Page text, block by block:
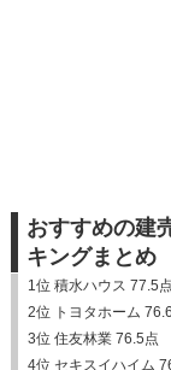
おすすめの建
キングまとめ
1位 積水ハウス 77.5点
2位 トヨタホーム
3位 住友林業 76.5点
4位 セキスイハイム